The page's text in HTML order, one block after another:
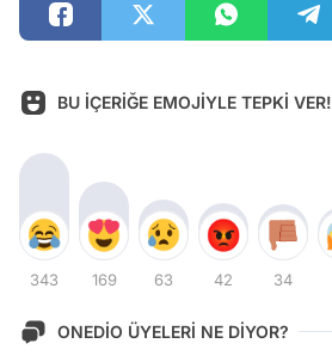
BU İÇERİĞE EMOJİYLE TEPKİ VER!
343 169 63 42 34
ONEDİO ÜYELERİ NE DİYOR?